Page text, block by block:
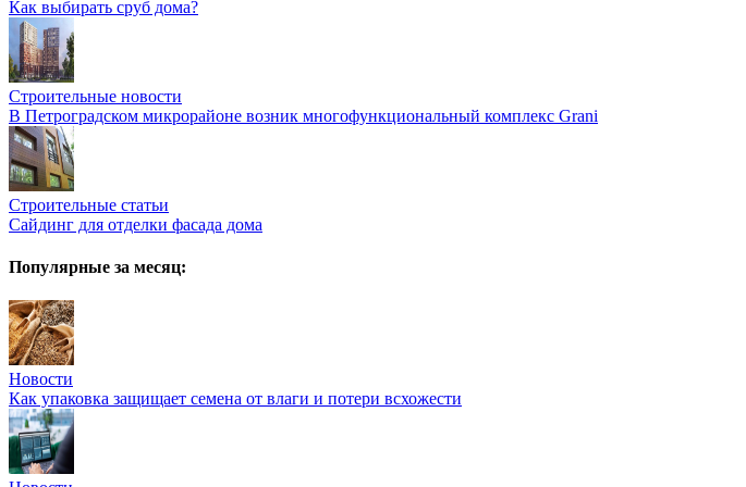
Как выбирать сруб дома?
Строительные новости
В Петроградском микрорайоне возник многофункциональный комплекс Grani
Строительные статьи
Сайдинг для отделки фасада дома
Популярные за месяц:
Новости
Как упаковка защищает семена от влаги и потери всхожести